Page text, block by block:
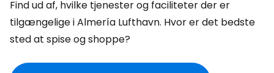
Find ud af, hvilke tjenester og faciliteter der er
tilgængelige i Almería Lufthavn. Hvor er det bedste
sted at spise og shoppe?